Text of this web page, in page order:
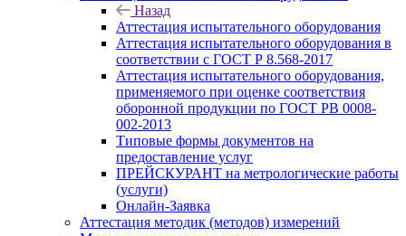
Назад
Аттестация испытательного оборудования
Аттестация испытательного оборудования в
соответствии с ГОСТ Р 8.568-2017
Аттестация испытательного оборудования,
применяемого при оценке соответствия
оборонной продукции по ГОСТ РВ 0008-
002-2013
Типовые формы документов на
предоставление услуг
ПРЕЙСКУРАНТ на метрологические работы
(услуги)
Онлайн-Заявка
Аттестация методик (методов) измерений